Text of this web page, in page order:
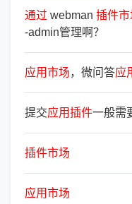
通过 webman 插件市
-admin管理啊？
应用市场，微问答应
提交应用插件一般需
插件市场
应用市场